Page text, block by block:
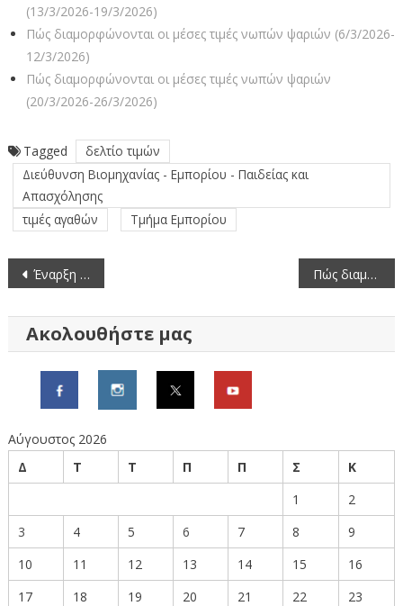
(13/3/2026-19/3/2026)
Πώς διαμορφώνονται οι μέσες τιμές νωπών ψαριών (6/3/2026-
12/3/2026)
Πώς διαμορφώνονται οι μέσες τιμές νωπών ψαριών
(20/3/2026-26/3/2026)
Tagged
δελτίο τιμών
Διεύθυνση Βιομηχανίας - Εμπορίου - Παιδείας και
Απασχόλησης
τιμές αγαθών
Τμήμα Εμπορίου
Πλοήγηση
Έναρξη της νέας σχολικής χρονιάς με την τελετή Αγιασμού παρουσία του Αντιπεριφερειάρχη Πώς διαμορφώνονται οι μέσες τιμές οπωροκηπευτικών (13/9/2024-19/9/2024)
Ακολουθήστε μας
Αύγουστος 2026
Δ
Τ Τ Π Π Σ
Κ
1
2
3
4 5 6 7 8
9
10
11 12 13 14 15
16
17
18 19 20 21 22
23